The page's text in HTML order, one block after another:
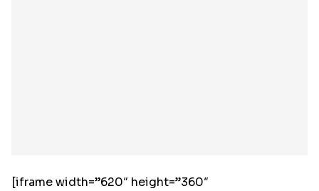
[iframe width=”620″ height=”360″